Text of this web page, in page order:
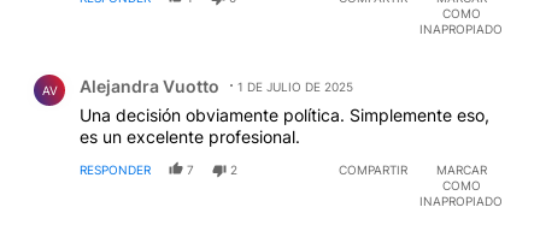
COMO
INAPROPIADO
AV Alejandra Vuotto 1 DE JULIO DE 2025
Una decisión obviamente política. Simplemente eso,
es un excelente profesional.
RESPONDER 7 2 COMPARTIR
MARCAR
COMO
INAPROPIADO